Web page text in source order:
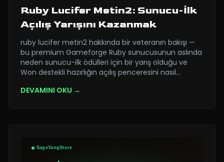
Ruby Lucifer Metin2: Sunucu-İlk
Açılış Yarışını Kazanmak
ruby lucifer metin2 hakkında bir veteranın bakışı —
bu premium Gameforge Ruby sunucusunun aslında
neden sunucu-ilk ödülleri için bir yarış olduğu ve
Won destekli hazırlığın açılış penceresini nasıl…
DEVAMINI OKU →